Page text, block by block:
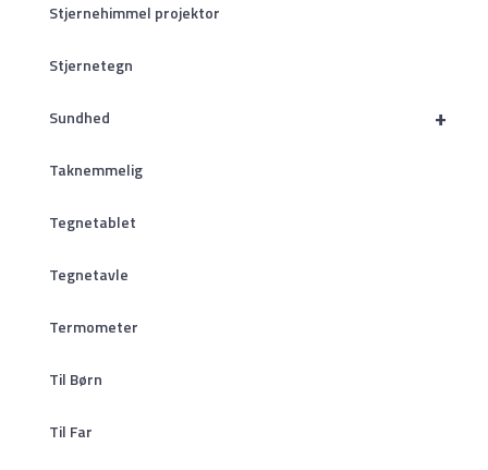
Stjernehimmel projektor
Stjernetegn
+
Sundhed
Taknemmelig
Tegnetablet
Tegnetavle
Termometer
Til Børn
Til Far